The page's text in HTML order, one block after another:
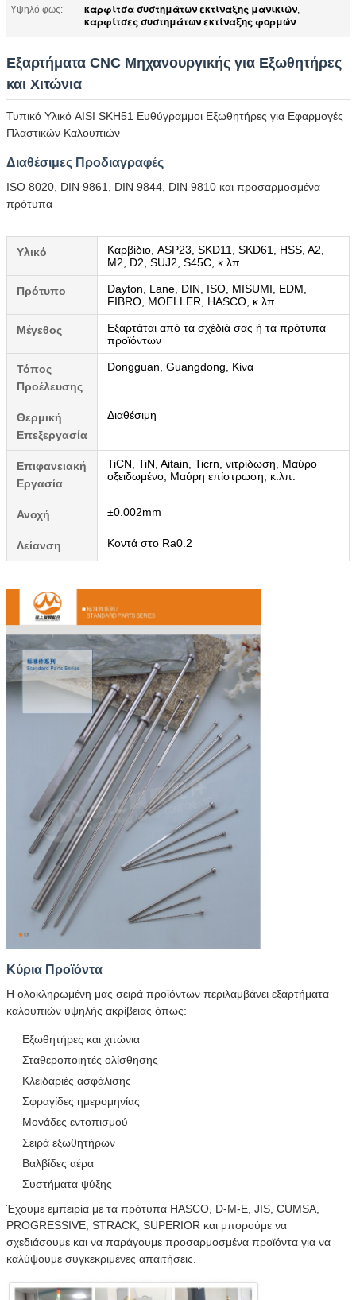
Υψηλό φως:
καρφίτσα συστημάτων εκτίναξης μανικιών,
καρφίτσες συστημάτων εκτίναξης φορμών
Εξαρτήματα CNC Μηχανουργικής για Εξωθητήρες
και Χιτώνια
Τυπικό Υλικό AISI SKH51 Ευθύγραμμοι Εξωθητήρες για Εφαρμογές
Πλαστικών Καλουπιών
Διαθέσιμες Προδιαγραφές
ISO 8020, DIN 9861, DIN 9844, DIN 9810 και προσαρμοσμένα
πρότυπα
Υλικό
Καρβίδιο, ASP23, SKD11, SKD61, HSS, A2,
M2, D2, SUJ2, S45C, κ.λπ.
Πρότυπο
Dayton, Lane, DIN, ISO, MISUMI, EDM,
FIBRO, MOELLER, HASCO, κ.λπ.
Μέγεθος
Εξαρτάται από τα σχέδιά σας ή τα πρότυπα
προϊόντων
Τόπος
Προέλευσης
Dongguan, Guangdong, Κίνα
Θερμική
Επεξεργασία
Διαθέσιμη
Επιφανειακή
Εργασία
TiCN, TiN, Aitain, Ticrn, νιτρίδωση, Μαύρο
οξειδωμένο, Μαύρη επίστρωση, κ.λπ.
Ανοχή ±0.002mm
Λείανση Κοντά στο Ra0.2
Κύρια Προϊόντα
Η ολοκληρωμένη μας σειρά προϊόντων περιλαμβάνει εξαρτήματα
καλουπιών υψηλής ακρίβειας όπως:
Εξωθητήρες και χιτώνια
Σταθεροποιητές ολίσθησης
Κλειδαριές ασφάλισης
Σφραγίδες ημερομηνίας
Μονάδες εντοπισμού
Σειρά εξωθητήρων
Βαλβίδες αέρα
Συστήματα ψύξης
Έχουμε εμπειρία με τα πρότυπα HASCO, D-M-E, JIS, CUMSA,
PROGRESSIVE, STRACK, SUPERIOR και μπορούμε να
σχεδιάσουμε και να παράγουμε προσαρμοσμένα προϊόντα για να
καλύψουμε συγκεκριμένες απαιτήσεις.